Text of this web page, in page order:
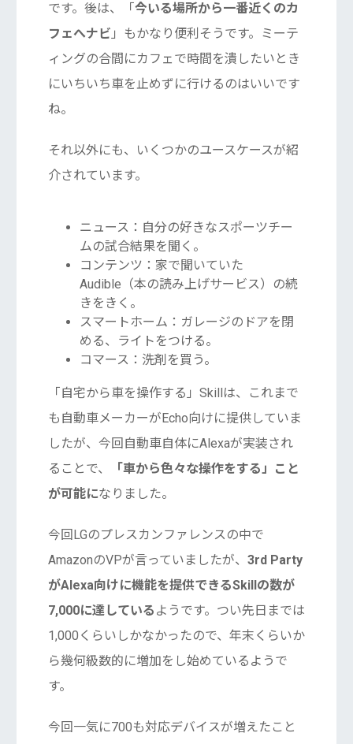
です。後は、「今いる場所から一番近くのカ
フェへナビ 」もかなり便利そうです。ミーテ
ィングの合間にカフェで時間を潰したいとき
にいちいち車を止めずに行けるのはいいです
ね。
それ以外にも、いくつかのユースケースが紹
介されています。
ニュース：自分の好きなスポーツチー
ムの試合結果を聞く。
コンテンツ：家で聞いていた
Audible（本の読み上げサービス）の続
きをきく。
スマートホーム：ガレージのドアを閉
める、ライトをつける。
コマース：洗剤を買う。
「自宅から車を操作する」Skillは、これまで
も自動車メーカーがEcho向けに提供していま
したが、今回自動車自体にAlexaが実装され
ることで、
「車から色々な操作をする」こと
が可能になりました。
今回LGのプレスカンファレンスの中で
AmazonのVPが言っていましたが、 3rd Party
がAlexa向けに機能を提供できるSkillの数が
7,000に達している ようです。つい先日までは
1,000くらいしかなかったので、年末くらいか
ら幾何級数的に増加をし始めているようで
す。
今回一気に700も対応デバイスが増えたこと